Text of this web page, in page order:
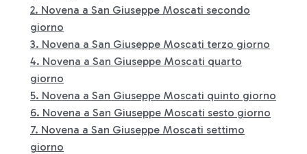
Novena a San Giuseppe Moscati secondo
giorno
Preghiera
Novena a San Giuseppe Moscati terzo giorno
Preghiera
Novena a San Giuseppe Moscati quarto
giorno
Preghiera
Novena a San Giuseppe Moscati quinto giorno
Preghiera
Novena a San Giuseppe Moscati sesto giorno
Preghiera
Novena a San Giuseppe Moscati settimo
giorno